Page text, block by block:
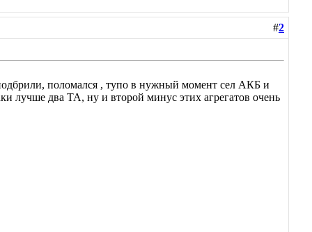
#2
поломался , тупо в нужный момент сел АКБ и
лучше два ТА, ну и второй минус этих агрегатов очень